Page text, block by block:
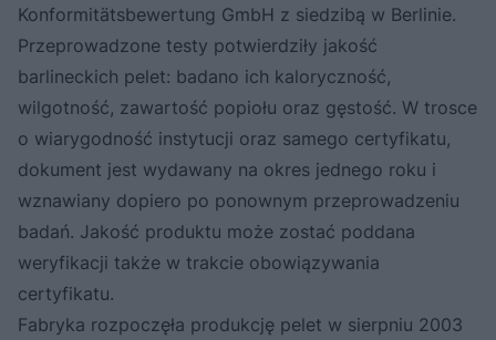
Konformitätsbewertung GmbH z siedzibą w Berlinie.
Przeprowadzone testy potwierdziły jakość
barlineckich pelet: badano ich kaloryczność,
wilgotność, zawartość popiołu oraz gęstość. W trosce
o wiarygodność instytucji oraz samego certyfikatu,
dokument jest wydawany na okres jednego roku i
wznawiany dopiero po ponownym przeprowadzeniu
badań. Jakość produktu może zostać poddana
weryfikacji także w trakcie obowiązywania
certyfikatu.
Fabryka rozpoczęła produkcję pelet w sierpniu 2003